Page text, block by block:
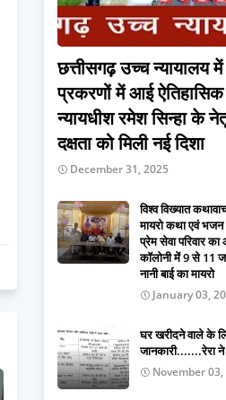
छत्तीसगढ़ उच्च न्यायालय
प्रकरणों में आई
न्यायधीश रमेश सिन्हा के
दक्षता को मिली नई दिशा
December 31, 2025
विश्व विख्यात
मायरो कथा एवं
प्रेम सेवा परिवार
कॉलोनी में 9 से 11
नानी बाई का मायरो
January 03,
घर खरीदने वाले के
जानकारी.......रेरा
November 03,